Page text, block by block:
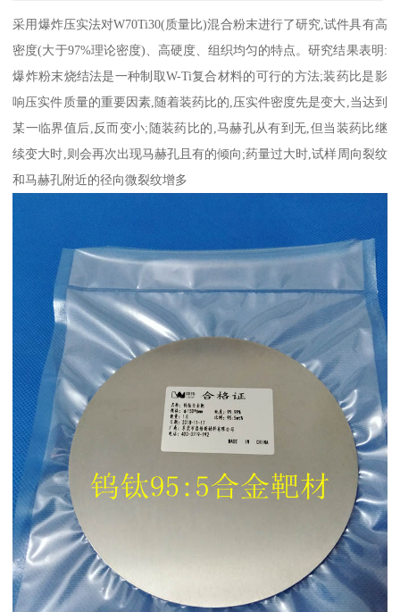
采用爆炸压实法对W70Ti30(质量比)混合粉末进行了研究,试件具有高
密度(大于97%理论密度)、高硬度、组织均匀的特点。研究结果表明:
爆炸粉末烧结法是一种制取W-Ti复合材料的可行的方法;装药比是影
响压实件质量的重要因素,随着装药比的,压实件密度先是变大,当达到
某一临界值后,反而变小;随装药比的,马赫孔从有到无,但当装药比继
续变大时,则会再次出现马赫孔且有的倾向;药量过大时,试样周向裂纹
和马赫孔附近的径向微裂纹增多